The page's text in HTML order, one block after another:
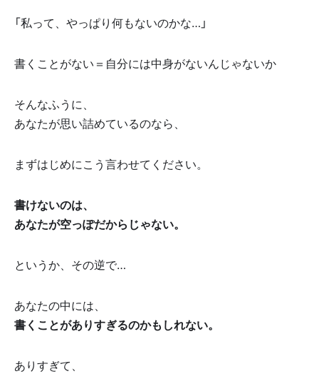
「私って、やっぱり何もないのかな…」
書くことがない＝自分には中身がないんじゃないか
そんなふうに、
あなたが思い詰めているのなら、
まずはじめにこう言わせてください。
書けないのは、
あなたが空っぽだからじゃない。
というか、その逆で…
あなたの中には、
書くことがありすぎるのかもしれない。
ありすぎて、